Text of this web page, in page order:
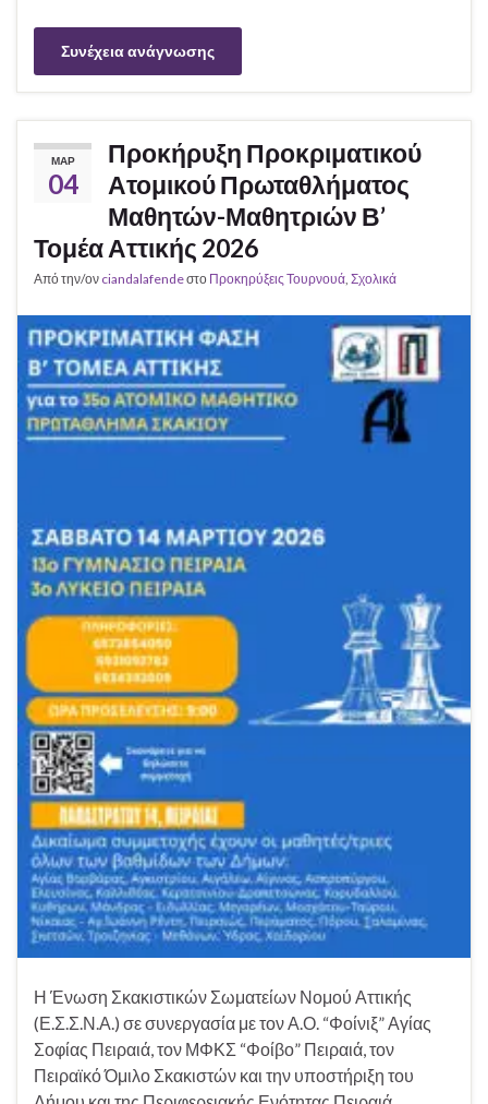
Συνέχεια ανάγνωσης
ΜΑΡ
04
Προκήρυξη Προκριματικού
Ατομικού Πρωταθλήματος
Μαθητών-Μαθητριών Β’
Τομέα Αττικής 2026
Από την/ον ciandalafendeστο Προκηρύξεις Τουρνουά, Σχολικά
Η Ένωση Σκακιστικών Σωματείων Νομού Αττικής
(Ε.Σ.Σ.Ν.Α.) σε συνεργασία με τον Α.Ο. “Φοίνιξ” Αγίας
Σοφίας Πειραιά, τον ΜΦΚΣ “Φοίβο” Πειραιά, τον
Πειραϊκό Όμιλο Σκακιστών και την υποστήριξη του